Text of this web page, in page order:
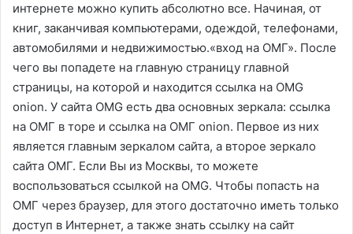
интернете можно купить абсолютно все. Начиная, от
книг, заканчивая компьютерами, одеждой, телефонами,
автомобилями и недвижимостью.«вход на ОМГ». После
чего вы попадете на главную страницу главной
страницы, на которой и находится ссылка на OMG
onion. У сайта OMG есть два основных зеркала: ссылка
на ОМГ в торе и ссылка на ОМГ onion. Первое из них
является главным зеркалом сайта, а второе зеркало
сайта ОМГ. Если Вы из Москвы, то можете
воспользоваться ссылкой на OMG. Чтобы попасть на
ОМГ через браузер, для этого достаточно иметь только
доступ в Интернет, а также знать ссылку на сайт